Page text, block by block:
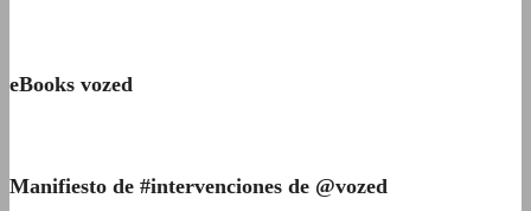
eBooks vozed
Manifiesto de #intervenciones de @vozed